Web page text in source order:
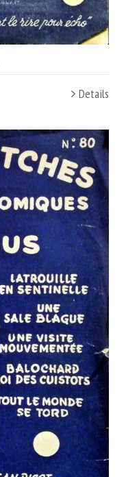
Details